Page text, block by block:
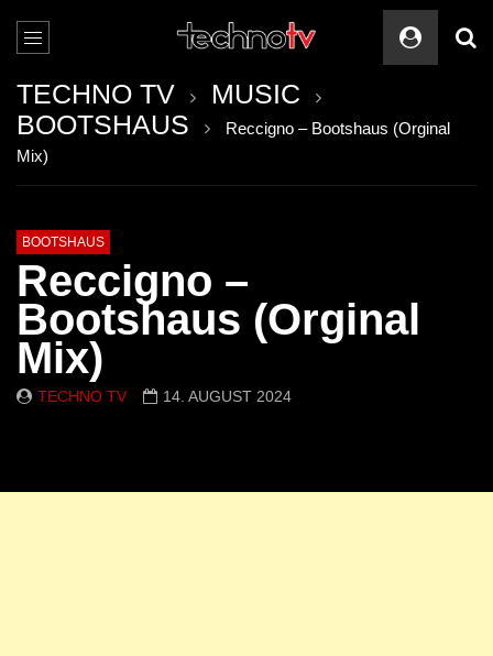
TECHNO TV
MUSIC
BOOTSHAUS
Reccigno – Bootshaus (Orginal
Mix)
BOOTSHAUS
Reccigno –
Bootshaus (Orginal
Mix)
TECHNO TV 14. AUGUST 2024